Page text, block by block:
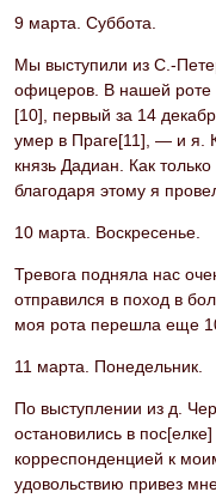
9 марта. Суббота.
Мы выступили из С.-
офицеров. В нашей роте
[10], первый за 14
умер в Праге[11], — и я.
князь Дадиан. Как
благодаря этому я
10 марта. Воскресенье.
Тревога подняла нас
отправился в поход в
моя рота перешла еще
11 марта. Понедельник.
По выступлении из д.
остановились в
корреспонденцией к
удовольствию привез